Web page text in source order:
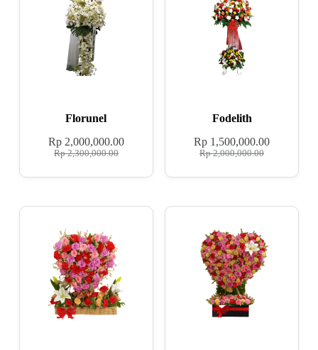
Florunel
Rp2,300,000.00
Rp2,000,000.00
Fodelith
Rp2,000,000.00
Rp 1,500,000.00